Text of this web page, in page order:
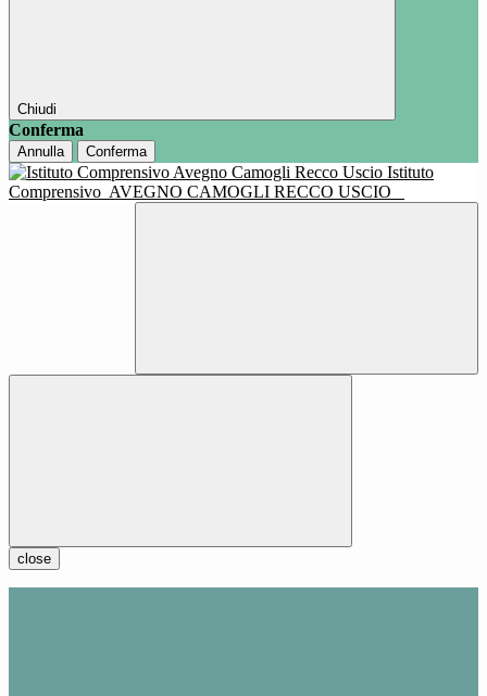
Chiudi
Conferma
Annulla Conferma
Istituto
Comprensivo AVEGNO CAMOGLI RECCO USCIO
close